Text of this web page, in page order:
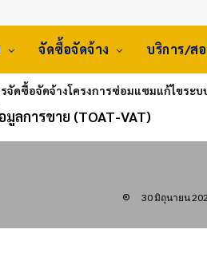
จัดซื้อจัดจ้าง บริการ/ส
จัดซื้อจัดจ้างโครงการซ่อมแซมแก้ไขระ
ลการขาย (TOAT-VAT)
30 มิถุนายน